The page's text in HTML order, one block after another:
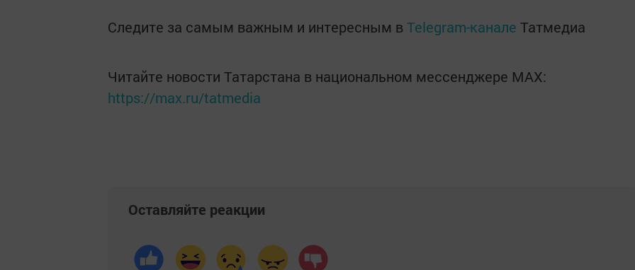
Следите за самым важным и интересным в Telegram-канале Татмедиа
Читайте новости Татарстана в национальном мессенджере MАХ:
https://max.ru/tatmedia
Оставляйте реакции